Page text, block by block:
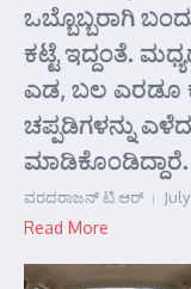
ಒಬ್ಬೊಬ್ಬರಾಗಿ
ಕಟ್ಟೆ ಇದ್ದಂತೆ.
ಎಡ, ಬಲ ಎರಡೂ
ಚಪ್ಪಡಿಗಳನ್ನು
ವರದರಾಜನ್ ಟಿ ಆರ್
Read More